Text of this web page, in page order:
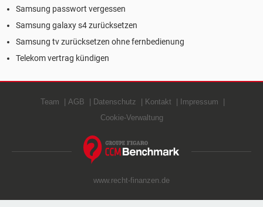
Samsung passwort vergessen
Samsung galaxy s4 zurücksetzen
Samsung tv zurücksetzen ohne fernbedienung
Telekom vertrag kündigen
Team AGB Datenschutz Kontakt
Impressum
Cookie-Verwaltung
www.recht-finanzen.de